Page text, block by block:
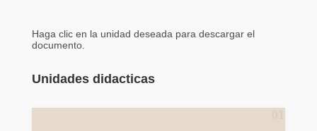
Haga clic en la unidad deseada para descargar el
documento.
Unidades didacticas